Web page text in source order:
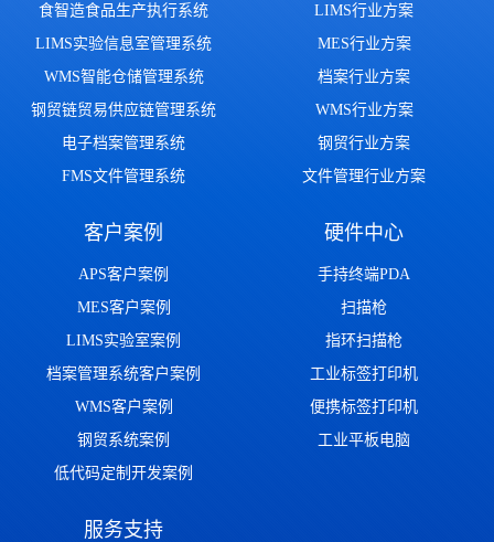
食智造食品生产执行系统
LIMS实验信息室管理系统
WMS智能仓储管理系统
钢贸链贸易供应链管理系统
电子档案管理系统
FMS文件管理系统
LIMS行业方案
MES行业方案
档案行业方案
WMS行业方案
钢贸行业方案
文件管理行业方案
客户案例
APS客户案例
MES客户案例
LIMS实验室案例
档案管理系统客户案例
WMS客户案例
钢贸系统案例
低代码定制开发案例
硬件中心
手持终端PDA
扫描枪
指环扫描枪
工业标签打印机
便携标签打印机
工业平板电脑
服务支持